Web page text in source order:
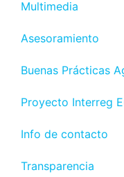
Multimedia
Asesoramiento
Buenas Prácticas
Proyecto Interreg
Info de contacto
Transparencia